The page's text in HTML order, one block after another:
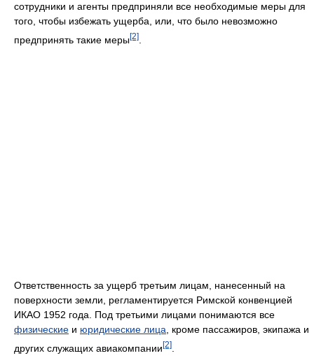
сотрудники и агенты предприняли все необходимые меры для
того, чтобы избежать ущерба, или, что было невозможно
предпринять такие меры[2]
Ответственность за ущерб третьим лицам, нанесенный на
поверхности земли, регламентируется Римской конвенцией
ИКАО 1952 года. Под третьими лицами понимаются все
физические и юридические лица , кроме пассажиров, экипажа и
других служащих авиакомпании[2]